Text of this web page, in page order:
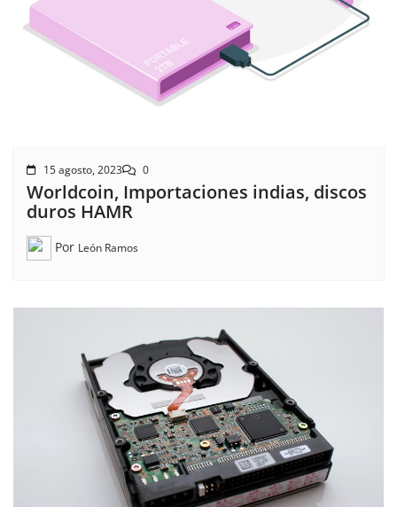
15 agosto, 2023 0
Worldcoin, Importaciones indias, discos
duros HAMR
Por León Ramos